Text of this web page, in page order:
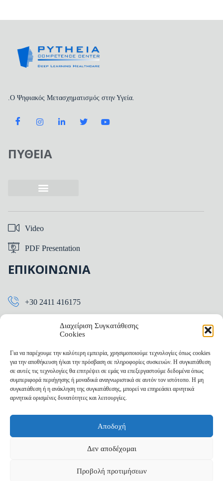
Διαχείριση Συγκατάθεσης
Cookies
Για να παρέχουμε την καλύτερη εμπειρία, χρησιμοποιούμε τεχνολογίες όπως cookies
για την αποθήκευση ή/και την πρόσβαση σε πληροφορίες συσκευών. Η συγκατάθεση
σε αυτές τις τεχνολογίες θα επιτρέψει σε εμάς να επεξεργαστούμε δεδομένα όπως
συμπεριφορά περιήγησης ή μοναδικά αναγνωριστικά σε αυτόν τον ιστότοπο. Η μη
συγκατάθεση ή η ανάκληση της συγκατάθεσης, μπορεί να επηρεάσει αρνητικά
αρνητικά ορισμένες δυνατότητες και λειτουργίες.
Αποδοχή
Δεν αποδέχομαι
Προβολή προτιμήσεων
.Ο Ψηφιακός Μετασχηματισμός στην Υγεία.
ΠΥΘΕΙΑ
Video
PDF Presentation
ΕΠΙΚΟΙΝΩΝΙΑ
+30 2411 416175
info@pytheia.gr
Ηρώων Πολυτεχνείου 15
Powered by Pytheia.
Πολιτική ΑπορρήτουΠολιτική CookiesΌροι & Προϋποθέσεις